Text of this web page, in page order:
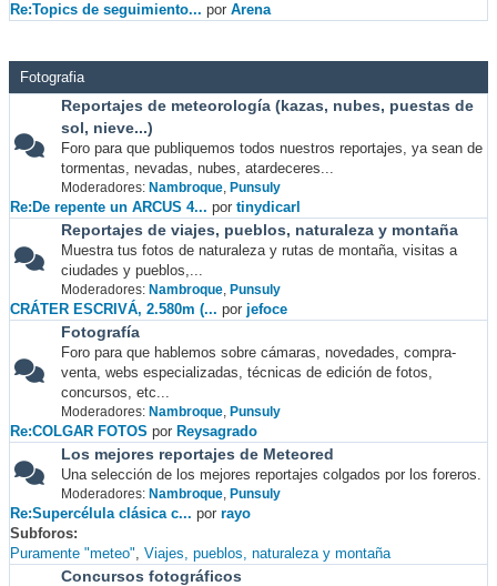
Re:Topics de seguimiento... por Arena
Fotografia
Reportajes de meteorología (kazas, nubes, puestas de
sol, nieve...)
Foro para que publiquemos todos nuestros reportajes, ya sean de
tormentas, nevadas, nubes, atardeceres...
Moderadores: Nambroque, Punsuly
Re:De repente un ARCUS 4... por tinydicarl
Reportajes de viajes, pueblos, naturaleza y montaña
Muestra tus fotos de naturaleza y rutas de montaña, visitas a
ciudades y pueblos,...
Moderadores: Nambroque, Punsuly
CRÁTER ESCRIVÁ, 2.580m (... por jefoce
Fotografía
Foro para que hablemos sobre cámaras, novedades, compra-
venta, webs especializadas, técnicas de edición de fotos,
concursos, etc...
Moderadores: Nambroque, Punsuly
Re:COLGAR FOTOS por Reysagrado
Los mejores reportajes de Meteored
Una selección de los mejores reportajes colgados por los foreros.
Moderadores: Nambroque, Punsuly
Re:Supercélula clásica c... por rayo
Subforos
Puramente "meteo" Viajes, pueblos, naturaleza y montaña
Concursos fotográficos